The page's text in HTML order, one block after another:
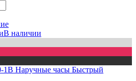
В наличии
Быстрый